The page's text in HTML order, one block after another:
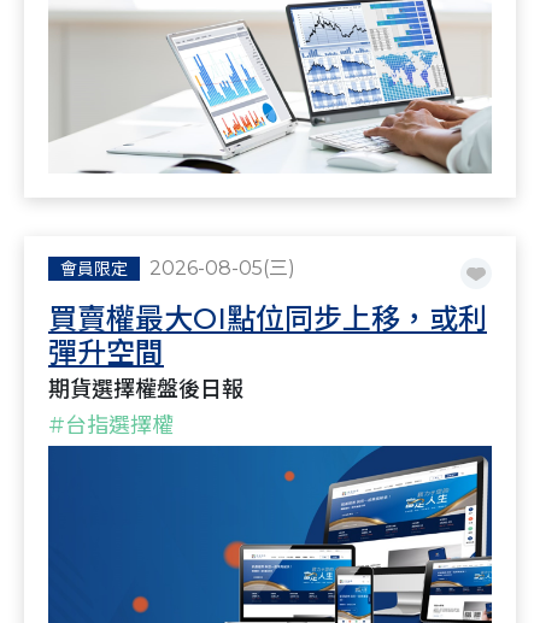
會員限定 2026-08-05(三)
買賣權最大OI點位同步上移，或利
彈升空間
期貨選擇權盤後日報
#台指選擇權